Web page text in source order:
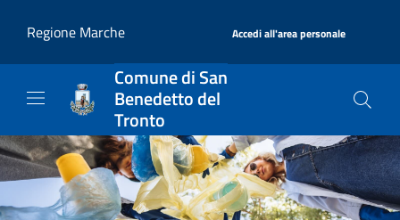
Regione Marche
Accedi all'area personale
Comune di San
Benedetto del
Tronto